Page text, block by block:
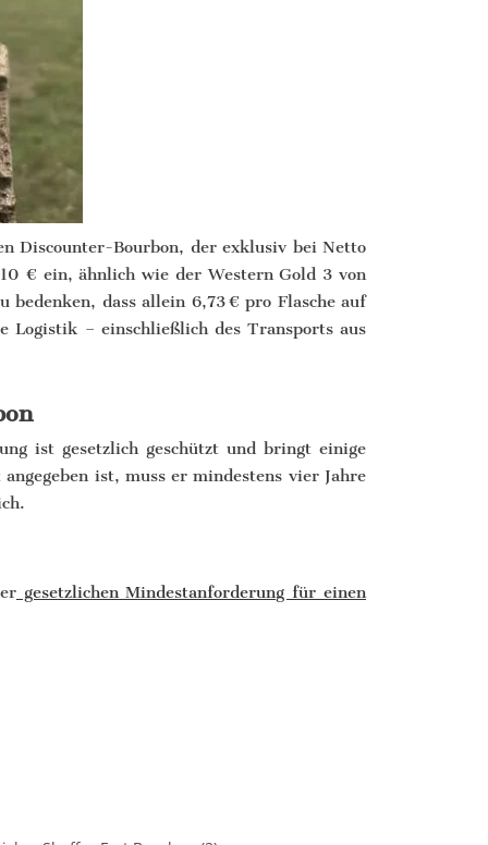
Discounter-Bourbon, der exklusiv bei Netto
€ ein, ähnlich wie der Western Gold 3 von
bedenken, dass allein 6,73 € pro Flasche auf
Logistik – einschließlich des Transports aus
ist gesetzlich geschützt und bringt einige
ist, muss er mindestens vier Jahre
gesetzlichen Mindestanforderung für einen